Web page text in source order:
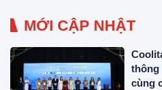
MỚI CẬP NHẬT
thông
cùng